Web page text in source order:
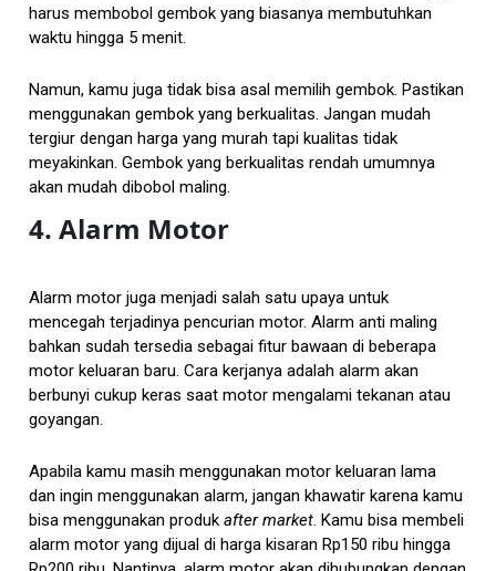
harus membobol gembok yang biasanya membutuhkan
waktu hingga 5 menit.
Namun, kamu juga tidak bisa asal memilih gembok. Pastikan
menggunakan gembok yang berkualitas. Jangan mudah
tergiur dengan harga yang murah tapi kualitas tidak
meyakinkan. Gembok yang berkualitas rendah umumnya
akan mudah dibobol maling.
4. Alarm Motor
Alarm motor juga menjadi salah satu upaya untuk
mencegah terjadinya pencurian motor. Alarm anti maling
bahkan sudah tersedia sebagai fitur bawaan di beberapa
motor keluaran baru. Cara kerjanya adalah alarm akan
berbunyi cukup keras saat motor mengalami tekanan atau
goyangan.
Apabila kamu masih menggunakan motor keluaran lama
dan ingin menggunakan alarm, jangan khawatir karena kamu
bisa menggunakan produkafter market. Kamu bisa membeli
alarm motor yang dijual di harga kisaran Rp150 ribu hingga